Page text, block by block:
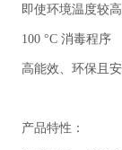
即使环境温度较高
100 °C 消毒程序
高能效、环保且
产品特性：